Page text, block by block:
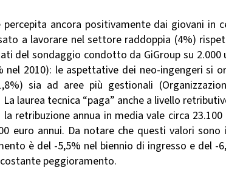
percepita ancora positivamente dai giovani in
a lavorare nel settore raddoppia (4%)
del sondaggio condotto da GiGroup su 2.000
nel 2010): le aspettative dei neo-ingengeri si
sia ad aree più gestionali
laurea tecnica “paga” anche a livello
retribuzione annua in media vale circa
euro annui. Da notare che questi valori
è del -5,5% nel biennio di ingresso e del -
peggioramento.